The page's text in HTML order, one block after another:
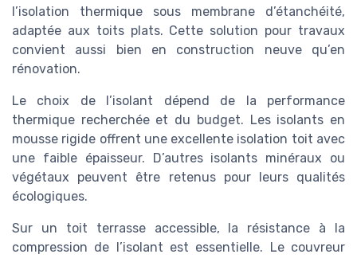
l’isolation thermique sous membrane d’étanchéité,
adaptée aux toits plats. Cette solution pour travaux
convient aussi bien en construction neuve qu’en
rénovation.
Le choix de l’isolant dépend de la performance
thermique recherchée et du budget. Les isolants en
mousse rigide offrent une excellente isolation toit avec
une faible épaisseur. D’autres isolants minéraux ou
végétaux peuvent être retenus pour leurs qualités
écologiques.
Sur un toit terrasse accessible, la résistance à la
compression de l’isolant est essentielle. Le couvreur